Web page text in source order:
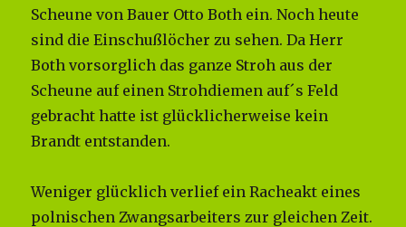
Scheune von Bauer Otto Both ein. Noch heute
sind die Einschußlöcher zu sehen. Da Herr
Both vorsorglich das ganze Stroh aus der
Scheune auf einen Strohdiemen auf´s Feld
gebracht hatte ist glücklicherweise kein
Brandt entstanden.
Weniger glücklich verlief ein Racheakt eines
polnischen Zwangsarbeiters zur gleichen Zeit.